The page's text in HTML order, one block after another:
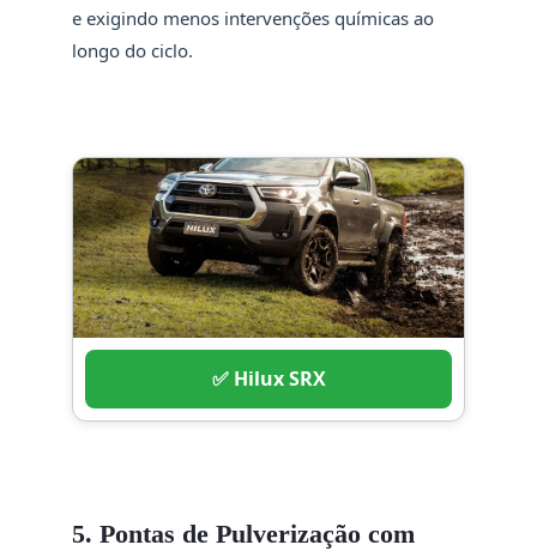
e exigindo menos intervenções químicas ao
longo do ciclo.
✅ Hilux SRX
5. Pontas de Pulverização com